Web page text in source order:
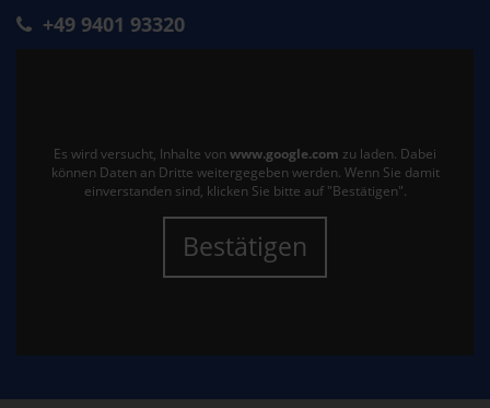
+49 9401 93320
Es wird versucht, Inhalte von www.google.com zu laden. Dabei
können Daten an Dritte weitergegeben werden. Wenn Sie damit
einverstanden sind, klicken Sie bitte auf "Bestätigen".
Bestätigen